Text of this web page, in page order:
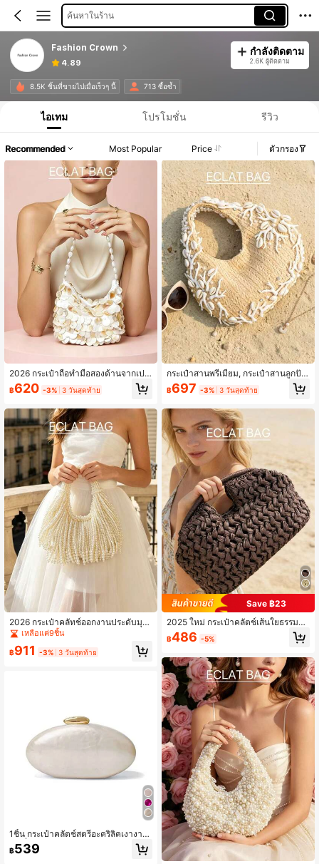
ค้นหาในร้าน
Fashion Crown
4.89
กำลังติดตาม
2.6K ผู้ติดตาม
8.5K ชิ้นที่ขายไปเมื่อเร็วๆ นี้ 713 ซื้อซ้ำ
ไอเทม โปรโมชั่น รีวิว
Recommended Most Popular Price ตัวกรอง
2026 กระเป๋าถือทำมือสองด้านจากเปลื
อกหอยมุกธรรมชาติ, มาพร้อมสายโซ่โล
หะยาวถอดได้สำหรับสะพายไหล่หรือสะ
้, ลำลอง, งานแต่งงาน, ของขวัญ
฿620 -3% 3 วันสุดท้าย
2026 กระเป๋าคลัทช์ออกงานประดับมุกเ
ทียมทำมือสุดหรู, พร้อมรายละเอียดพู่สไ
นปาร์ตี้หรูหราหรืองานแต่งงาน, สามาร
เหลือแค่9ชิ้น
฿911 -3% 3 วันสุดท้าย
1ชิ้น กระเป๋าคลัตช์สตรีอะคริลิคเงางาม
แฟชั่น, กระเป๋าสะพายข้างทรงไข่พร้อม
สายโซ่สีทองถอดได้สำหรับงานแต่งงา
฿539
กระเป๋าสานพรีเมี่ยม, กระเป๋าสานลูกปัด
ทำมือ, กระเป๋าถือประดับเปลือกหอยและ
ปะการังพลอยเทียม, กระเป๋าสำหรับวันห
องขวัญสำหรับงานปาร์ตี้, เหมาะสำหรับ
ช้อปปิ้ง, ออกเดท, โอกาสสบายๆ
฿697 -3% 3 วันสุดท้าย
Save ฿23
2025 ใหม่ กระเป๋าคลัตช์เส้นใยธรรมชา
ติ, กระเป๋าชายหาดสานด้วยมือจาก Raf
fia สำหรับฤดูร้อน, สีน้ำตาล, สำหรับผู้ห
฿486 -5%